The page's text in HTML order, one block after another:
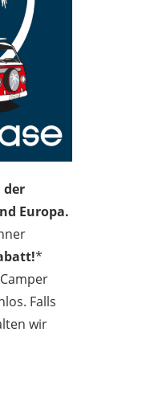
der
Europa.
*
Falls
wir